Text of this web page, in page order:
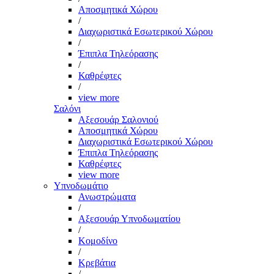
Αποσμητικά Χώρου
/
Διαχωριστικά Εσωτερικού Χώρου
/
Έπιπλα Τηλεόρασης
/
Καθρέφτες
/
view more
Σαλόνι
Αξεσουάρ Σαλονιού
Αποσμητικά Χώρου
Διαχωριστικά Εσωτερικού Χώρου
Έπιπλα Τηλεόρασης
Καθρέφτες
view more
Υπνοδωμάτιο
Ανωστρώματα
/
Αξεσουάρ Υπνοδωματίου
/
Κομοδίνο
/
Κρεβάτια